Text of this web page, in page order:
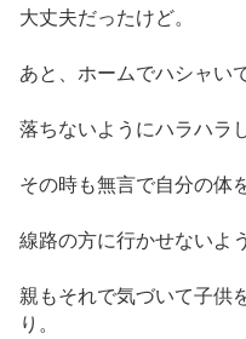
大丈夫だったけど。
あと、ホームでハシャい
落ちないようにハラハラ
その時も無言で自分の体
線路の方に行かせないよ
親もそれで気づいて子供
り。